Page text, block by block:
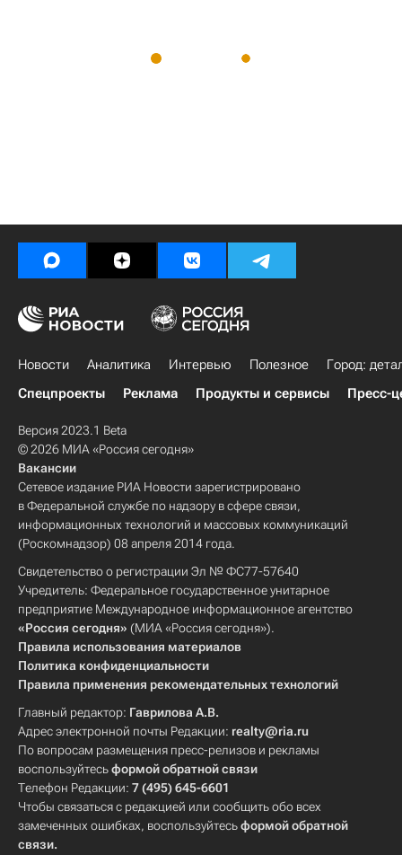
Новости Аналитика Интервью Полезное
Город:
Спецпроекты
Реклама Продукты и сервисы Пресс-
Версия 2023.1 Beta
© 2026 МИА «Россия сегодня»
Вакансии
Сетевое издание РИА Новости зарегистрировано
в Федеральной службе по надзору в сфере связи,
информационных технологий и массовых коммуникаций
(Роскомнадзор) 08 апреля 2014 года.
Свидетельство о регистрации Эл № ФС77-57640
Учредитель: Федеральное государственное унитарное
предприятие Международное информационное агентство
«Россия сегодня» (МИА «Россия сегодня»).
Правила использования материалов
Политика конфиденциальности
Правила применения рекомендательных технологий
Главный редактор: Гаврилова А.В.
Адрес электронной почты Редакции: realty@ria.ru
По вопросам размещения пресс-релизов и рекламы
воспользуйтесьформой обратной связи
Телефон Редакции: 7 (495) 645-6601
Чтобы связаться с редакцией или сообщить обо всех
замеченных ошибках, воспользуйтесьформой обратной
связи.